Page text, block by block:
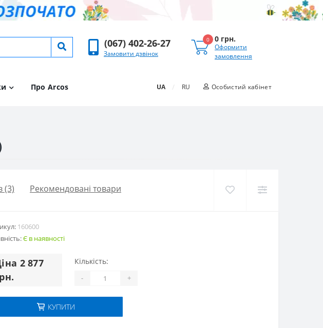
(067) 402-26-27
Замовити дзвінок
0 0 грн.
Оформити
замовлення
Про Arcos UA / RU Особистий кабінет
(3) Рекомендовані товари
160600
Є в наявності
2 877
Кількість:
- +
КУПИТИ